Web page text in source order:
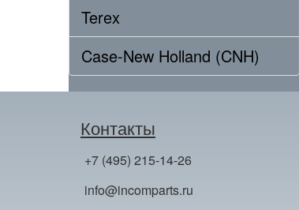
Terex
Case-New Holland (CNH)
Контакты
+7 (495) 215-14-26
info@incomparts.ru